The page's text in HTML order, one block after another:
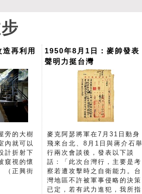
造再利用
旁的大樹
內就可以
計折射下
窺視的懷
（正興街
1950年8月1日：麥帥發表
聲明力挺台灣
麥克阿瑟將軍在7月31日動身
飛來台北、8月1日與蔣介石舉
行兩次會談後，發表以下談
話：「此次台灣行，主要是考
察若遭攻擊時之自衛能力。台
灣地區不許被軍事侵略的決策
已定，若有武力進犯，我所指